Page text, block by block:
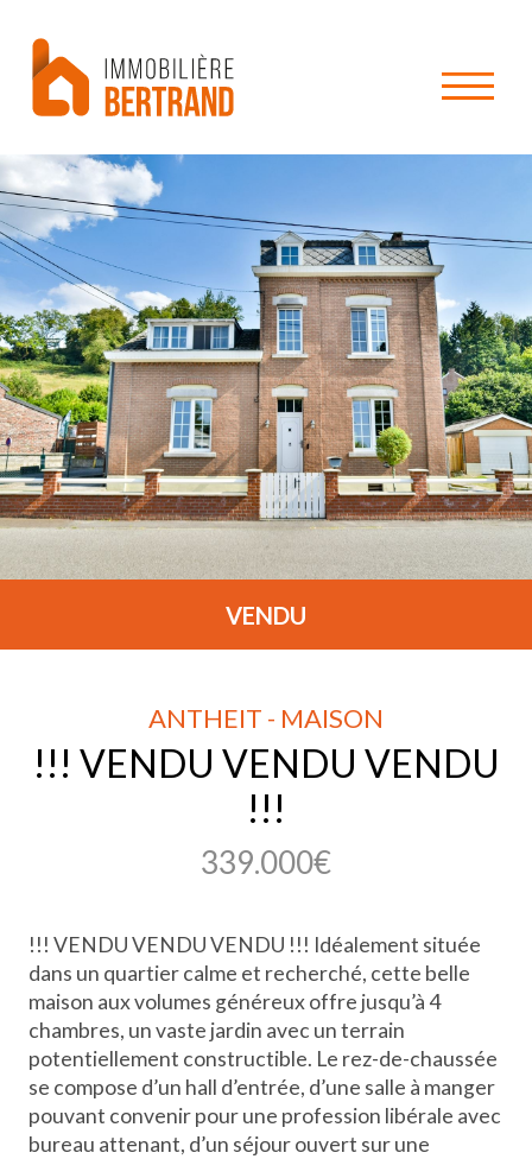
VENDU
ANTHEIT - MAISON
!!! VENDU VENDU VENDU
!!!
339.000€
!!! VENDU VENDU VENDU !!! Idéalement située
dans un quartier calme et recherché, cette belle
maison aux volumes généreux offre jusqu’à 4
chambres, un vaste jardin avec un terrain
potentiellement constructible. Le rez-de-chaussée
se compose d’un hall d’entrée, d’une salle à manger
pouvant convenir pour une profession libérale avec
bureau attenant, d’un séjour ouvert sur une